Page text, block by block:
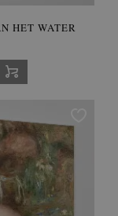
HET WATER